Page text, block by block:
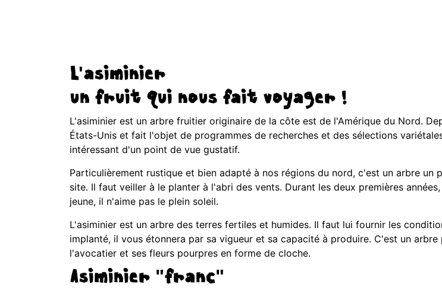
L'asiminier
un fruit qui nous fait voyager !
L'asiminier est un arbre fruitier originaire de la côte est de l'Amérique du Nord.
États-Unis et fait l'objet de programmes de recherches et des sélections
intéressant d'un point de vue gustatif.
Particulièrement rustique et bien adapté à nos régions du nord, c'est un arbre
site. Il faut veiller à le planter à l'abri des vents. Durant les deux premières
jeune, il n'aime pas le plein soleil.
L'asiminier est un arbre des terres fertiles et humides. Il faut lui fournir les
implanté, il vous étonnera par sa vigueur et sa capacité à produire. C'est un
l'avocatier et ses fleurs pourpres en forme de cloche.
Asiminier "franc"